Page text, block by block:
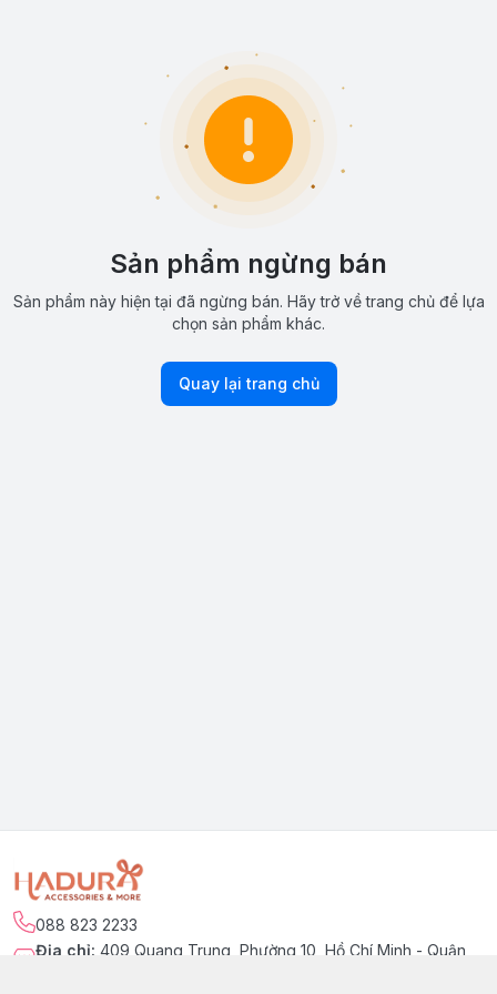
Sản phẩm ngừng bán
Sản phẩm này hiện tại đã ngừng bán. Hãy trở về trang chủ để lựa
chọn sản phẩm khác.
Quay lại trang chủ
088 823 2233
Địa chỉ: 409 Quang Trung, Phường 10, Hồ Chí Minh - Quận